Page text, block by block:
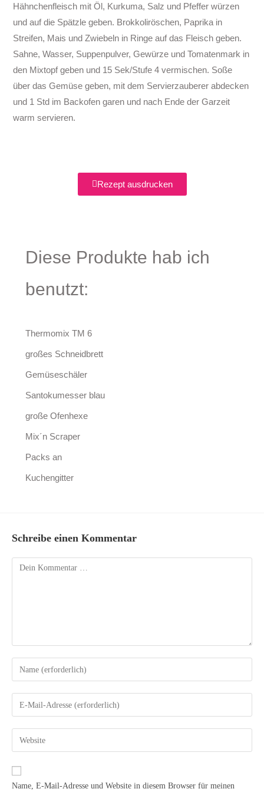
Hähnchenfleisch mit Öl, Kurkuma, Salz und Pfeffer würzen
und auf die Spätzle geben. Brokkoliröschen, Paprika in
Streifen, Mais und Zwiebeln in Ringe auf das Fleisch geben.
Sahne, Wasser, Suppenpulver, Gewürze und Tomatenmark in
den Mixtopf geben und 15 Sek/Stufe 4 vermischen. Soße
über das Gemüse geben, mit dem Servierzauberer abdecken
und 1 Std im Backofen garen und nach Ende der Garzeit
warm servieren.
Rezept ausdrucken
Diese Produkte hab ich
benutzt:
Thermomix TM 6
großes Schneidbrett
Gemüseschäler
Santokumesser blau
große Ofenhexe
Mix´n Scraper
Packs an
Kuchengitter
Schreibe einen Kommentar
Name, E-Mail-Adresse und Website in diesem Browser für meinen